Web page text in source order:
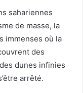
sahariennes
de masse, la
immenses où la
des
dunes infinies
arrêté.